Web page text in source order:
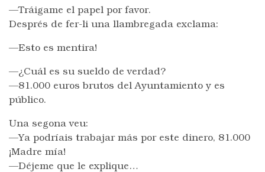
—Tráigame el papel por favor.
Després de fer-li una llambregada exclama:
—Esto es mentira!
—¿Cuál es su sueldo de verdad?
—81.000 euros brutos del Ayuntamiento y es
público.
Una segona veu:
—Ya podríais trabajar más por este dinero, 81.000
¡Madre mía!
—Déjeme que le explique…